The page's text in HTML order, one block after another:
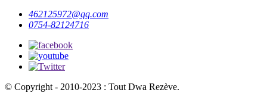
462125972@qq.com
0754-82124716
© Copyright - 2010-2023 : Tout Dwa Rezève.